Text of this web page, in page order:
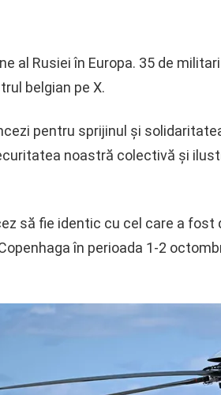
al Rusiei în Europa. 35 de
belgian pe X.
pentru sprijinul și
noastră colectivă și
să fie identic cu cel care a
în perioada 1-2